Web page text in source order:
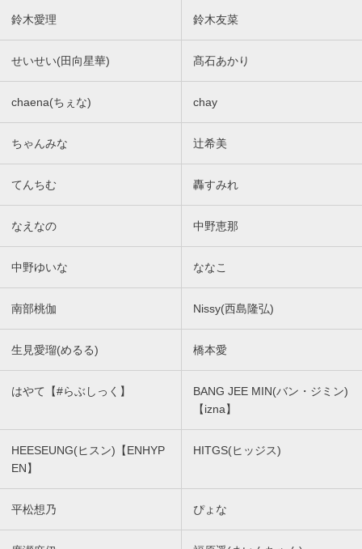
鈴木愛理 鈴木友菜
せいせい(田向星華) 髙石あかり
chaena(ちぇな) chay
ちゃんみな 辻希美
てんちむ 轟すみれ
なえなの 中野恵那
中野ゆいな ななこ
南部桃伽 Nissy(西島隆弘)
生見愛瑠(めるる) 橋本愛
はやて【#らぶしっく】
BANG JEE MIN(バン・ジミン)
【izna】
HEESEUNG(ヒスン)【ENHYP
EN】
HITGS(ヒッジス)
平松想乃 ぴょな